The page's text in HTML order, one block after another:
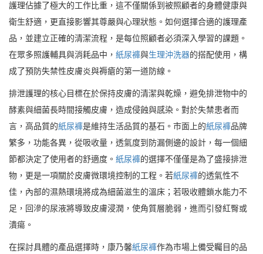
護理佔據了極大的工作比重，這不僅關係到被照顧者的身體健康與
衛生舒適，更直接影響其尊嚴與心理狀態。如何選擇合適的護理產
品，並建立正確的清潔流程，是每位照顧者必須深入學習的課題。
在眾多照護輔具與消耗品中， 紙尿褲與生理沖洗器的搭配使用，構
成了預防失禁性皮膚炎與褥瘡的第一道防線。
排泄護理的核心目標在於保持皮膚的清潔與乾燥，避免排泄物中的
酵素與細菌長時間接觸皮膚，造成侵蝕與感染。對於失禁患者而
言，高品質的紙尿褲是維持生活品質的基石。市面上的紙尿褲品牌
繁多，功能各異，從吸收量，透氣度到防漏側邊的設計，每一個細
節都決定了使用者的舒適度。 紙尿褲的選擇不僅僅是為了盛接排泄
物，更是一項關於皮膚微環境控制的工程。若紙尿褲的透氣性不
佳，內部的濕熱環境將成為細菌滋生的溫床；若吸收體鎖水能力不
足，回滲的尿液將導致皮膚浸潤，使角質層脆弱，進而引發紅臀或
潰瘍。
在探討具體的產品選擇時，康乃馨紙尿褲作為市場上備受矚目的品